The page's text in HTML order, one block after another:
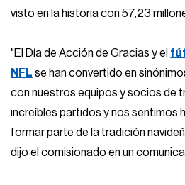
visto en la historia con 57,23
"El Día de Acción de Gracias y el
NFL se han convertido en
con nuestros equipos y socios de
increíbles partidos y nos sentimos
formar parte de la tradición
dijo el comisionado en un